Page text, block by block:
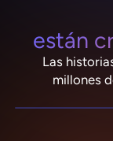
están
Las
millones
Lio "Spark"